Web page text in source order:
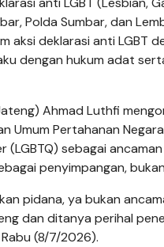
Polda Sumbar, dan
aksi deklarasi anti LGBT
dengan hukum adat
Ahmad Luthfi
Umum Pertahanan
sebagai
penyimpangan,
pidana, ya bukan
dan ditanya perihal
(8/7/2026).